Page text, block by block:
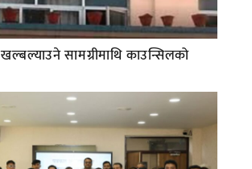
सामग्रीमाथि काउन्सिलको